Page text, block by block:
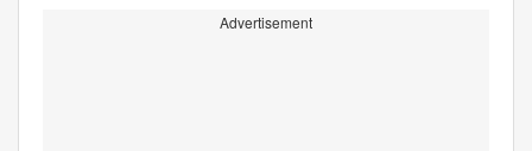
Advertisement